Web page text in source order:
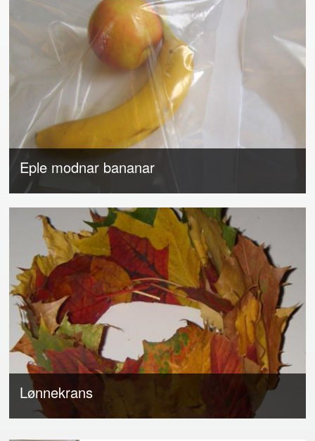
Eple modnar bananar
Lønnekrans